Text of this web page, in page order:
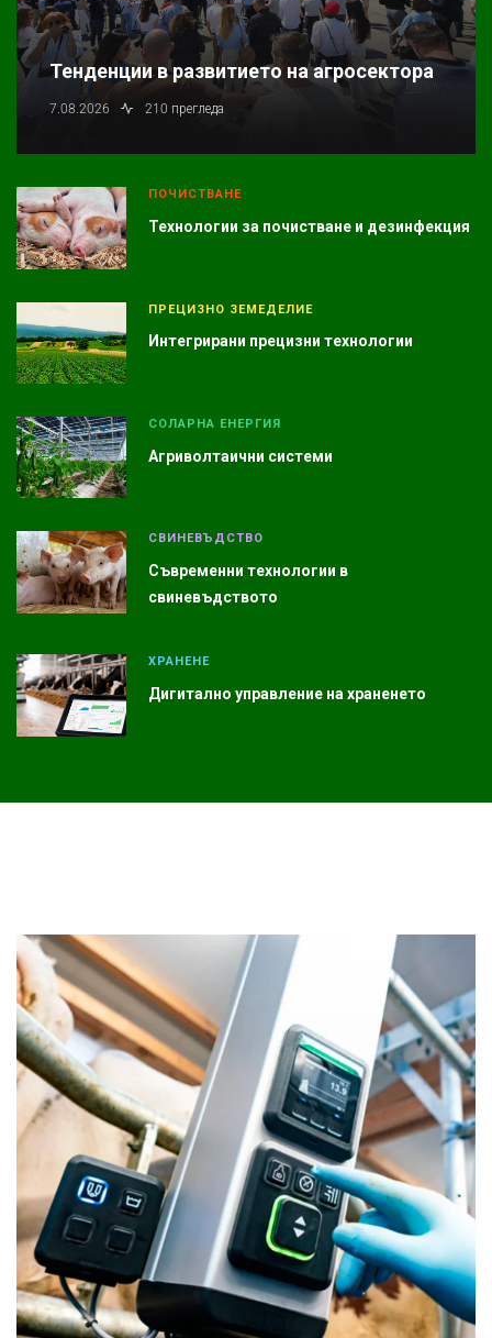
Тенденции в развитието на агросектора
7.08.2026 210 прегледа
ПОЧИСТВАНЕ
Технологии за почистване и дезинфекция
ПРЕЦИЗНО ЗЕМЕДЕЛИЕ
Интегрирани прецизни технологии
СОЛАРНА ЕНЕРГИЯ
Агриволтаични системи
СВИНЕВЪДСТВО
Съвременни технологии в
свиневъдството
ХРАНЕНЕ
Дигитално управление на храненето